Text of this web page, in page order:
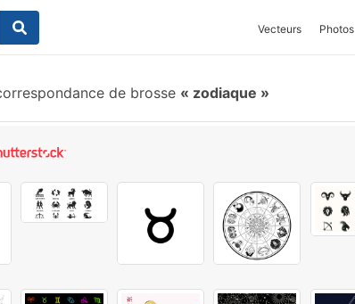
Vecteurs Photos
de brosse zodiaque